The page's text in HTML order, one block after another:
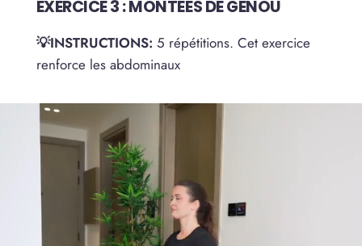
EXERCICE 3 : MONTÉES DE GENOU
💡INSTRUCTIONS: 5 répétitions. Cet exercice
renforce les abdominaux